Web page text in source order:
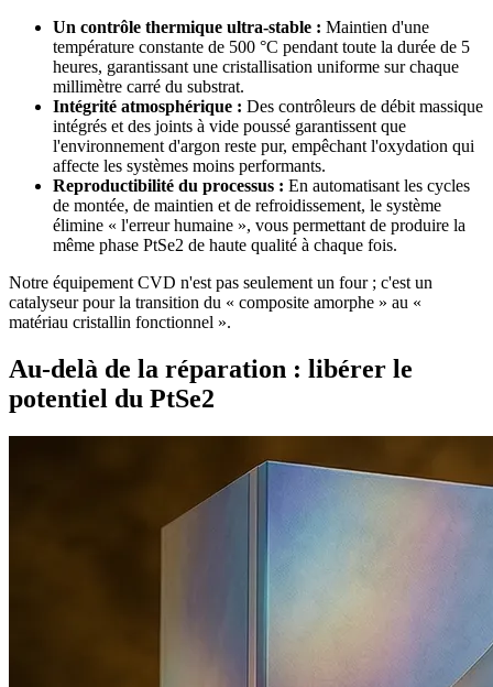
Un contrôle thermique ultra-stable : Maintien d'une
température constante de 500 °C pendant toute la durée de 5
heures, garantissant une cristallisation uniforme sur chaque
millimètre carré du substrat.
Intégrité atmosphérique : Des contrôleurs de débit massique
intégrés et des joints à vide poussé garantissent que
l'environnement d'argon reste pur, empêchant l'oxydation qui
affecte les systèmes moins performants.
Reproductibilité du processus : En automatisant les cycles
de montée, de maintien et de refroidissement, le système
élimine « l'erreur humaine », vous permettant de produire la
même phase PtSe2 de haute qualité à chaque fois.
Notre équipement CVD n'est pas seulement un four ; c'est un
catalyseur pour la transition du « composite amorphe » au «
matériau cristallin fonctionnel ».
Au-delà de la réparation : libérer le
potentiel du PtSe2